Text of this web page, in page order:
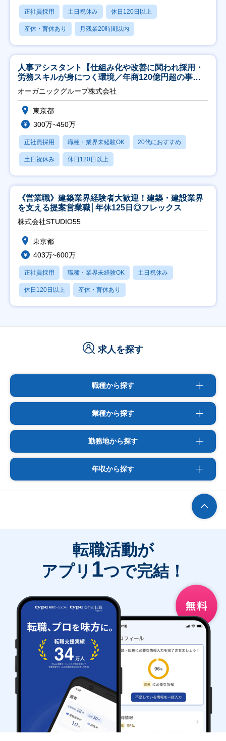
正社員採用 土日祝休み 休日120日以上
産休・育休あり 月残業20時間以内
人事アシスタント【仕組み化や改善に関われ採用・
労務スキルが身につく環境／年商120億円超の事業
会社】
オーガニックグループ株式会社
東京都
300万~450万
正社員採用 職種・業界未経験OK 20代におすすめ
土日祝休み 休日120日以上
《営業職》建築業界経験者大歓迎！建築・建設業界
を支える提案営業職│年休125日◎フレックス
株式会社STUDIO55
東京都
403万~600万
正社員採用 職種・業界未経験OK 土日祝休み
休日120日以上 産休・育休あり
求人を探す
職種から探す
業種から探す
勤務地から探す
年収から探す
転職活動が
アプリ 1つで完結！